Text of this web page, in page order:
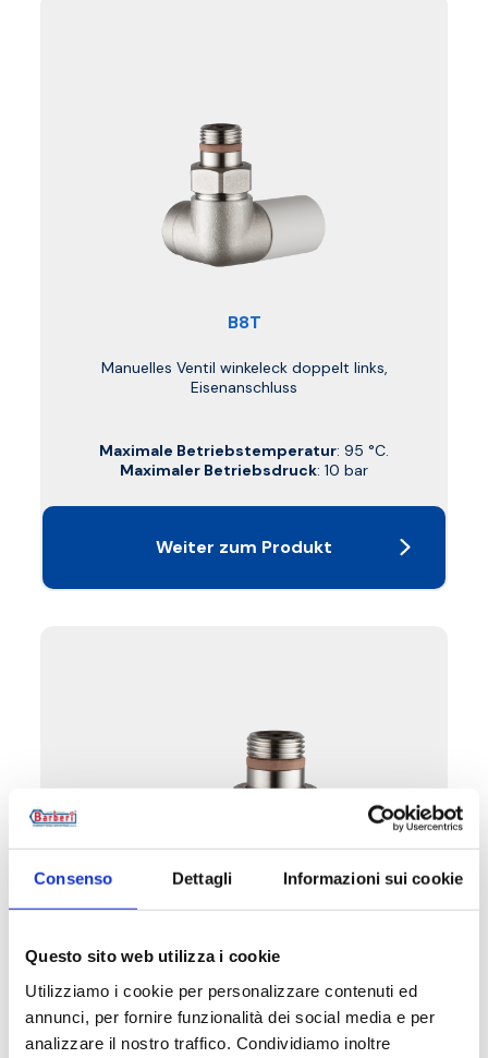
Consenso Dettagli Informazioni sui cookie
Questo sito web utilizza i cookie
Utilizziamo i cookie per personalizzare contenuti ed
annunci, per fornire funzionalità dei social media e per
analizzare il nostro traffico. Condividiamo inoltre
B8T
Manuelles Ventil winkeleck doppelt links,
Eisenanschluss
Maximale Betriebstemperatur: 95 °C.
Maximaler Betriebsdruck: 10 bar
Weiter zum Produkt
Y1B
Manuelles Ventil winkeleck doppelt rechts,
Eisenanschluss